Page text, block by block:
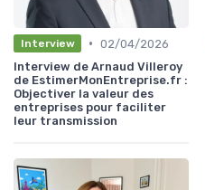
Interview • 02/04/2026
Interview de Arnaud Villeroy
de EstimerMonEntreprise.fr :
Objectiver la valeur des
entreprises pour faciliter
leur transmission